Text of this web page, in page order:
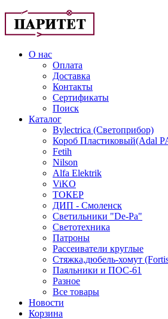
О нас
Оплата
Доставка
Контакты
Сертификаты
Поиск
Каталог
Bylectrica (Светоприбор)
Короб Пластиковый(Adal
Fetih
Nilson
Alfa Elektrik
ViKO
ТОКЕР
ДИП - Смоленск
Светильники "De-Pa"
Светотехника
Патроны
Рассеиватели круглые
Стяжка,дюбель-хомут
Паяльники и ПОС-61
Разное
Все товары
Новости
Корзина